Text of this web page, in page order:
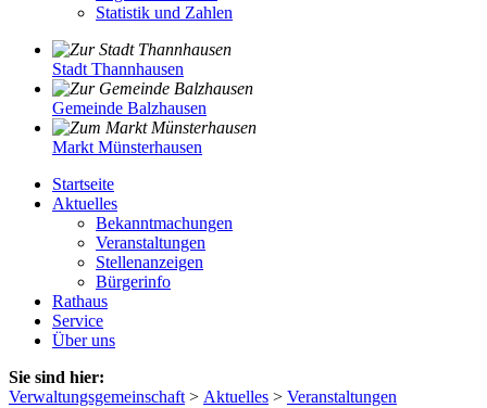
Statistik und Zahlen
Stadt Thannhausen
Gemeinde Balzhausen
Markt Münsterhausen
Startseite
Aktuelles
Bekanntmachungen
Veranstaltungen
Stellenanzeigen
Bürgerinfo
Rathaus
Service
Über uns
Sie sind hier:
Verwaltungsgemeinschaft > Aktuelles > Veranstaltungen